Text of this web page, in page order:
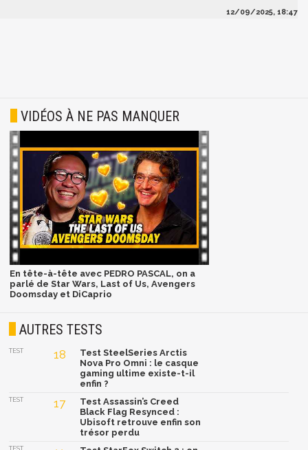
12/09/2025, 18:47
VIDÉOS À NE PAS MANQUER
En tête-à-tête avec PEDRO PASCAL, on a
parlé de Star Wars, Last of Us, Avengers
Doomsday et DiCaprio
AUTRES TESTS
TEST 18
Test SteelSeries Arctis
Nova Pro Omni : le casque
gaming ultime existe-t-il
enfin ?
TEST 17
Test Assassin’s Creed
Black Flag Resynced :
Ubisoft retrouve enfin son
trésor perdu
TEST